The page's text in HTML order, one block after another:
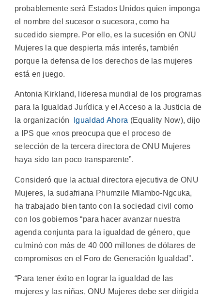
probablemente será Estados Unidos quien imponga
el nombre del sucesor o sucesora, como ha
sucedido siempre. Por ello, es la sucesión en ONU
Mujeres la que despierta más interés, también
porque la defensa de los derechos de las mujeres
está en juego.
Antonia Kirkland, lideresa mundial de los programas
para la Igualdad Jurídica y el Acceso a la Justicia de
la organización
Igualdad Ahora (Equality Now), dijo
a IPS que «nos preocupa que el proceso de
selección de la tercera directora de ONU Mujeres
haya sido tan poco transparente”.
Consideró que la actual directora ejecutiva de ONU
Mujeres, la sudafriana Phumzile Mlambo-Ngcuka,
ha trabajado bien tanto con la sociedad civil como
con los gobiernos “para hacer avanzar nuestra
agenda conjunta para la igualdad de género, que
culminó con más de 40 000 millones de dólares de
compromisos en el Foro de Generación Igualdad”.
“Para tener éxito en lograr la igualdad de las
mujeres y las niñas, ONU Mujeres debe ser dirigida